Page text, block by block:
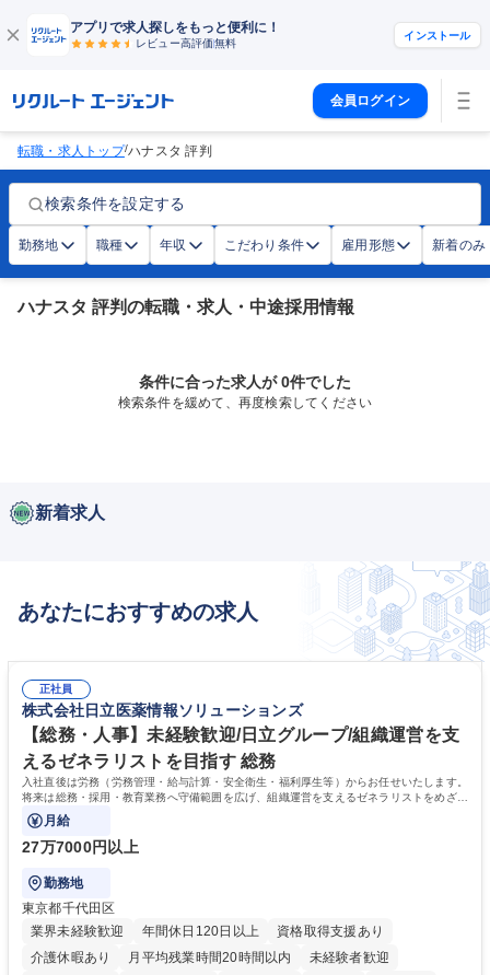
アプリで求人探しをもっと便利に！
レビュー高評価無料
インストール
会員ログイン
転職・求人トップ/ハナスタ 評判
検索条件を設定する
勤務地 職種 年収 こだわり条件 雇用形態 新着のみ
ハナスタ 評判の転職・求人・中途採用情報
条件に合った求人が 0件でした
検索条件を緩めて、再度検索してください
新着求人
あなたにおすすめの求人
正社員
株式会社日立医薬情報ソリューションズ
【総務・人事】未経験歓迎/日立グループ/組織運営を支
えるゼネラリストを目指す 総務
入社直後は労務（労務管理・給与計算・安全衛生・福利厚生等）からお任せいたします。
将来は総務・採用・教育業務へ守備範囲を広げ、組織運営を支えるゼネラリストをめざせ
ます。
月給
27万7000円以上
勤務地
東京都千代田区
業界未経験歓迎
年間休日120日以上
資格取得支援あり
介護休暇あり
月平均残業時間20時間以内
未経験者歓迎